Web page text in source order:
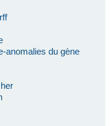
anomalies du gène